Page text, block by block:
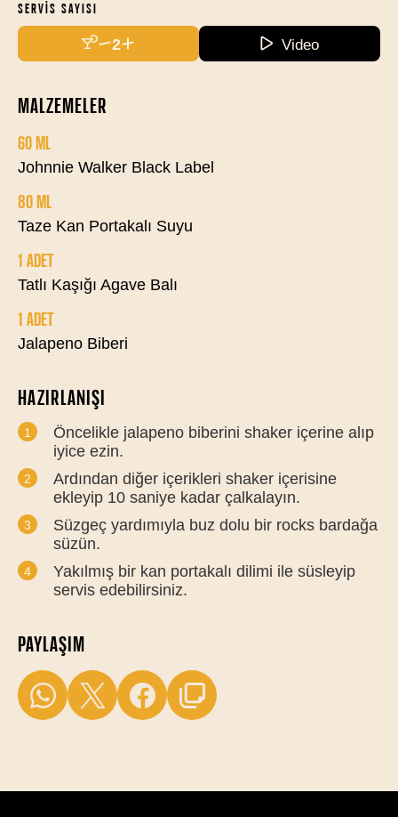
SERVIS SAYISI
2 Video
MALZEMELER
60 ML
Johnnie Walker Black Label
80 ML
Taze Kan Portakalı Suyu
1 ADET
Tatlı Kaşığı Agave Balı
1 ADET
Jalapeno Biberi
HAZIRLANIŞI
Öncelikle jalapeno biberini shaker içerine alıp
iyice ezin.
Ardından diğer içerikleri shaker içerisine
ekleyip 10 saniye kadar çalkalayın.
Süzgeç yardımıyla buz dolu bir rocks bardağa
süzün.
Yakılmış bir kan portakalı dilimi ile süsleyip
servis edebilirsiniz.
PAYLAŞIM